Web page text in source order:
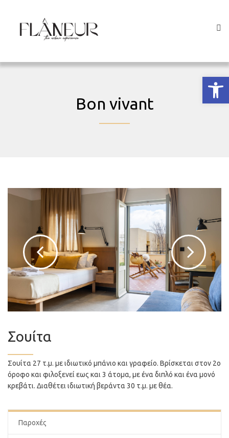
Bon vivant
Σουίτα
Σουίτα 27 τ.μ. με ιδιωτικό μπάνιο και γραφείο. Βρίσκεται στον 2ο
όροφο και φιλοξενεί εως και 3 άτομα, με ένα διπλό και ένα μονό
κρεβάτι. Διαθέτει ιδιωτική βεράντα 30 τ.μ. με θέα.
Παροχές